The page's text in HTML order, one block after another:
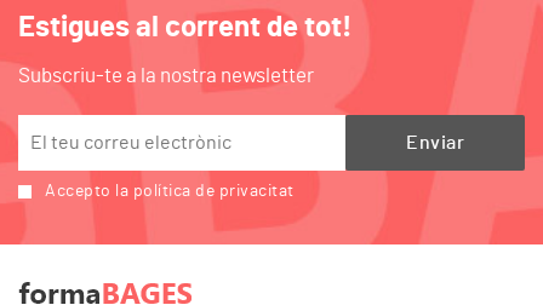
Estigues al corrent de tot!
Subscriu-te a la nostra newsletter
Accepto la política de privacitat